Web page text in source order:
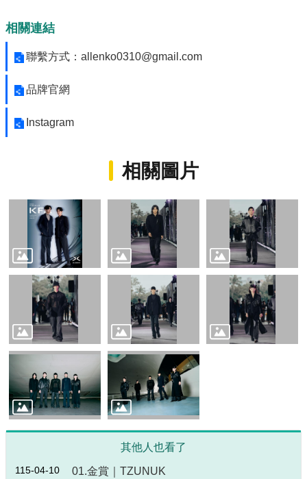
彙
Facebook
Line
隱
全
政
府
料
開
放
告
相關連結
聯繫方式：allenko0310@gmail.com
品牌官網
Instagram
相關圖片
其他人也看了
115-04-10 01.金賞｜TZUNUK